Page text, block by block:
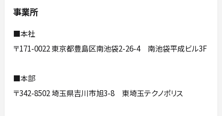
事業所
■本社
〒171-0022 東京都豊島区南池袋2-26-4 南池袋平成ビル3F
■本部
〒342-8502 埼玉県吉川市旭3-8 東埼玉テクノポリス